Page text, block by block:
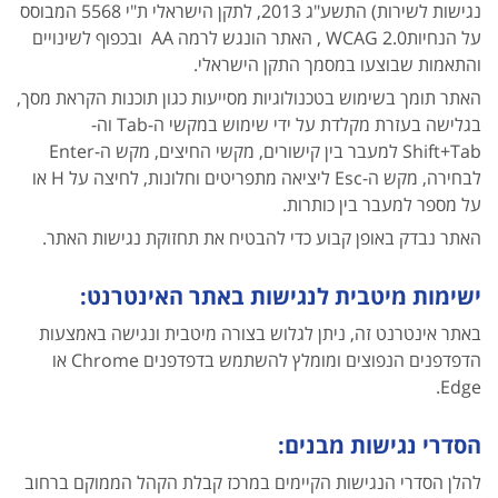
נגישות לשירות) התשע"ג 2013, לתקן הישראלי ת"י 5568 המבוסס
על הנחיותWCAG 2.0 , האתר הונגש לרמה AA ובכפוף לשינויים
והתאמות שבוצעו במסמך התקן הישראלי.
האתר תומך בשימוש בטכנולוגיות מסייעות כגון תוכנות הקראת מסך,
בגלישה בעזרת מקלדת על ידי שימוש במקשי ה-Tab וה-
Shift+Tab למעבר בין קישורים, מקשי החיצים, מקש ה-Enter
לבחירה, מקש ה-Esc ליציאה מתפריטים וחלונות, לחיצה על H או
על מספר למעבר בין כותרות.
האתר נבדק באופן קבוע כדי להבטיח את תחזוקת נגישות האתר.
ישימות מיטבית לנגישות באתר האינטרנט:
באתר אינטרנט זה, ניתן לגלוש בצורה מיטבית ונגישה באמצעות
הדפדפנים הנפוצים ומומלץ להשתמש בדפדפנים Chrome או
Edge.
הסדרי נגישות מבנים:
להלן הסדרי הנגישות הקיימים במרכז קבלת הקהל הממוקם ברחוב